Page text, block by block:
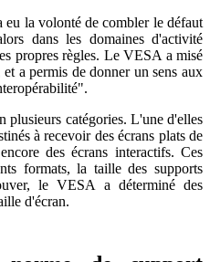
la volonté de combler le défaut
dans les domaines d'activité
propres règles. Le VESA a misé
a permis de donner un sens aux
plusieurs catégories. L'une d'elles
à recevoir des écrans plats de
des écrans interactifs. Ces
formats, la taille des supports
le VESA a déterminé des
d'écran.